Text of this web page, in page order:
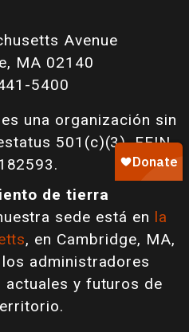
Avenue
MA 02140
5400
una organización sin
501(c)(3). FEIN
de tierra
sede está en la
, en Cambridge, MA,
administradores
actuales y futuros de